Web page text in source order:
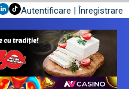
Autentificare | Înregistrare